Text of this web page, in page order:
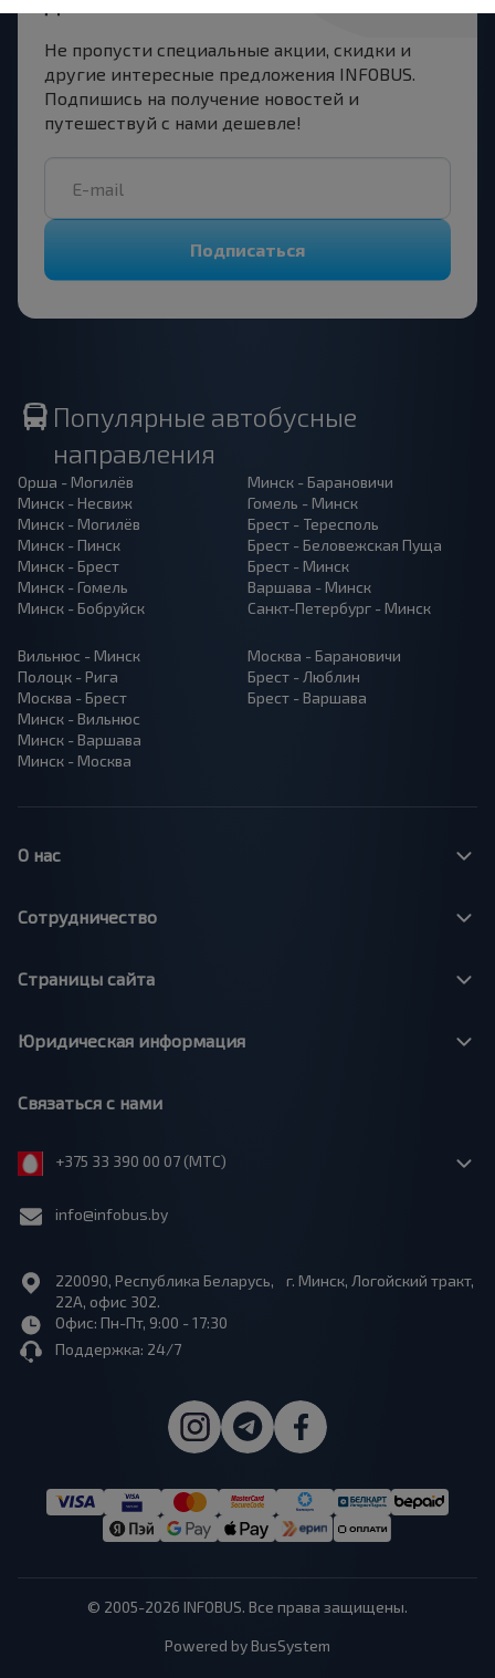
Не пропусти специальные акции, скидки и
другие интересные предложения INFOBUS.
Подпишись на получение новостей и
путешествуй с нами дешевле!
Подписаться
Популярные автобусные
направления
Орша - Могилёв
Минск - Несвиж
Минск - Могилёв
Минск - Пинск
Минск - Брест
Минск - Гомель
Минск - Бобруйск
Минск - Барановичи
Гомель - Минск
Брест - Тересполь
Брест - Беловежская Пуща
Брест - Минск
Варшава - Минск
Санкт-Петербург - Минск
Вильнюс - Минск
Полоцк - Рига
Москва - Брест
Минск - Вильнюс
Минск - Варшава
Минск - Москва
Москва - Барановичи
Брест - Люблин
Брест - Варшава
О нас
Сотрудничество
Страницы сайта
Юридическая информация
Связаться с нами
+375 33 390 00 07 (МТС)
info@infobus.by
220090, Республика Беларусь, г. Минск, Логойский тракт,
22А, офис 302.
Офис: Пн-Пт, 9:00 - 17:30
Поддержка: 24/7
© 2005-2026 INFOBUS. Все права защищены.
Powered by BusSystem